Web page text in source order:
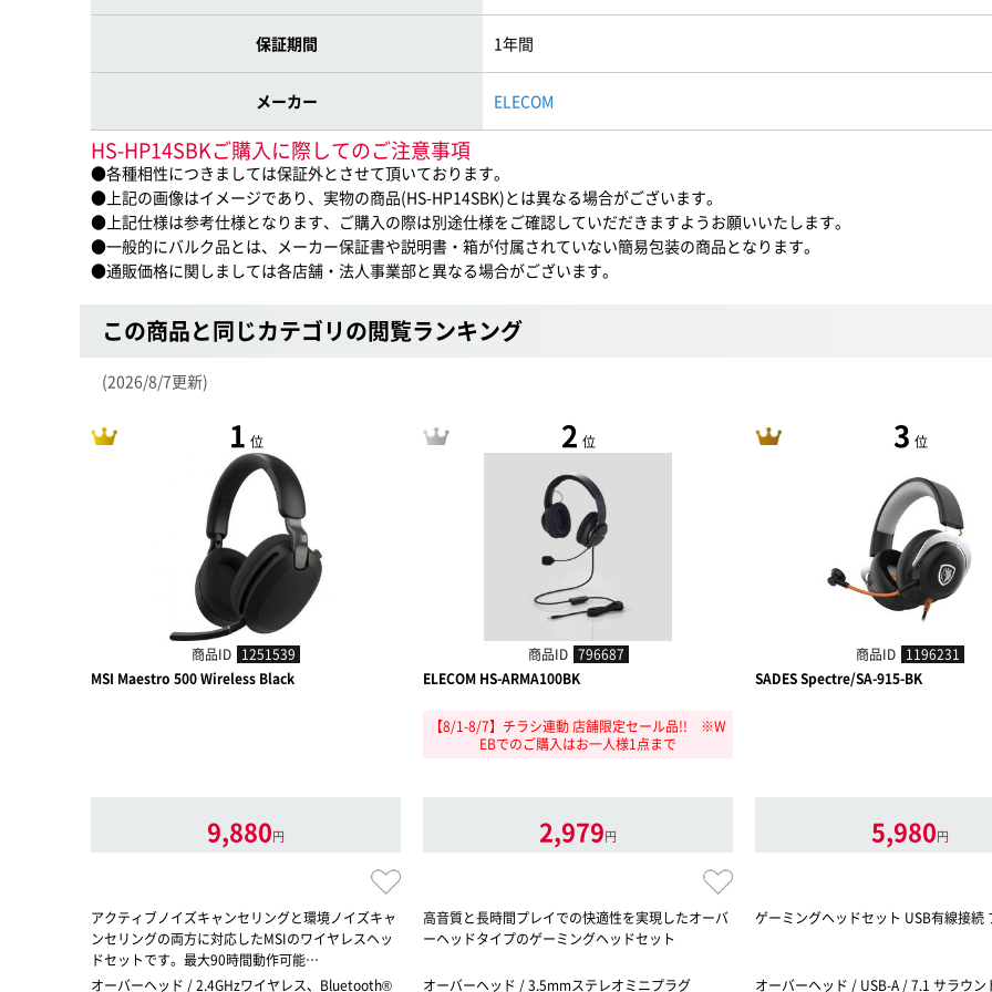
保証期間 1年間
メーカー ELECOM
HS-HP14SBKご購入に際してのご注意事項
●各種相性につきましては保証外とさせて頂いております。
●上記の画像はイメージであり、実物の商品(HS-HP14SBK)とは異なる場合がございます。
●上記仕様は参考仕様となります、ご購入の際は別途仕様をご確認していだだきますようお願いいたします。
●一般的にバルク品とは、メーカー保証書や説明書・箱が付属されていない簡易包装の商品となります。
●通販価格に関しましては各店舗・法人事業部と異なる場合がございます。
この商品と同じカテゴリの閲覧ランキング
(2026/8/7更新)
1 位
商品ID 1251539
MSI Maestro 500 Wireless Black
9,880円
アクティブノイズキャンセリングと環境ノイズキャ
ンセリングの両方に対応したMSIのワイヤレスヘッ
ドセットです。最大90時間動作可能…
オーバーヘッド / 2.4GHzワイヤレス、Bluetooth®
2 位
商品ID 796687
ELECOM HS-ARMA100BK
【8/1-8/7】チラシ連動 店舗限定セール品!! ※W
EBでのご購入はお一人様1点まで
2,979円
高音質と長時間プレイでの快適性を実現したオーバ
ーヘッドタイプのゲーミングヘッドセット
オーバーヘッド / 3.5mmステレオミニプラグ
3 位
商品ID 1196231
SADES Spectre/SA-915-BK
5,980円
ゲーミングヘッドセット USB有線接続
オーバーヘッド / USB-A / 7.1 サラウン